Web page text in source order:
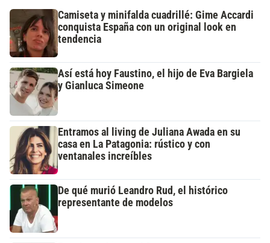
Camiseta y minifalda cuadrillé: Gime Accardi
conquista España con un original look en
tendencia
Así está hoy Faustino, el hijo de Eva Bargiela
y Gianluca Simeone
Entramos al living de Juliana Awada en su
casa en La Patagonia: rústico y con
ventanales increíbles
De qué murió Leandro Rud, el histórico
representante de modelos